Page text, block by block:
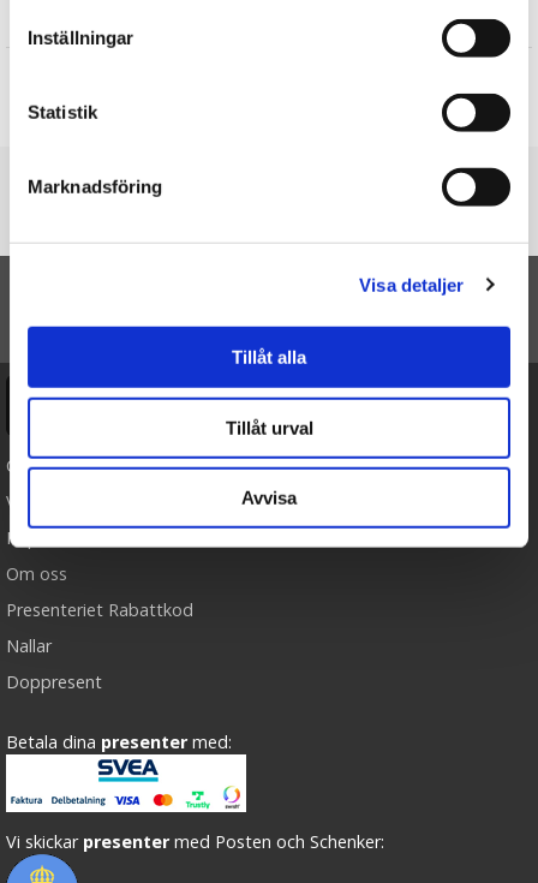
Inställningar
Statistik
Marknadsföring
Visa detaljer
Tillåt alla
Tillåt urval
Avvisa
TILL TOPPEN
Ångra köp
Cookies
Varumärken
Köpvillkor
Om oss
Presenteriet Rabattkod
Nallar
Doppresent
Betala dina presenter med:
Vi skickar presenter med Posten och Schenker: